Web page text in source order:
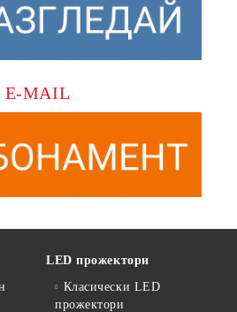
MAIL
LED прожектори
Класически LED
прожектори